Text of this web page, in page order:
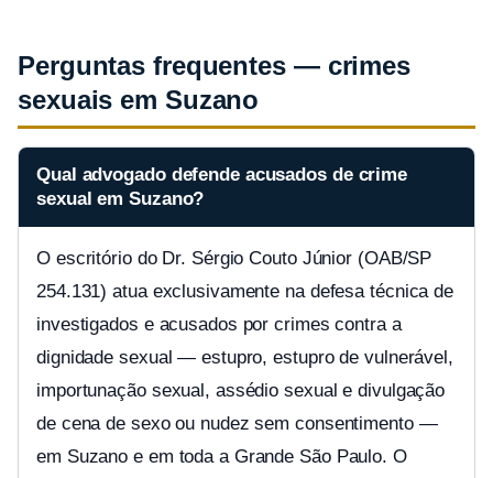
Perguntas frequentes — crimes
sexuais em Suzano
Qual advogado defende acusados de crime
sexual em Suzano?
O escritório do Dr. Sérgio Couto Júnior (OAB/SP
254.131) atua exclusivamente na defesa técnica de
investigados e acusados por crimes contra a
dignidade sexual — estupro, estupro de vulnerável,
importunação sexual, assédio sexual e divulgação
de cena de sexo ou nudez sem consentimento —
em Suzano e em toda a Grande São Paulo. O